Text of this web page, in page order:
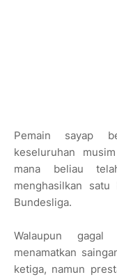
Pemain sayap
keseluruhan
mana beliau
menghasilkan
Bundesliga.
Walaupun
menamatkan
ketiga, namun